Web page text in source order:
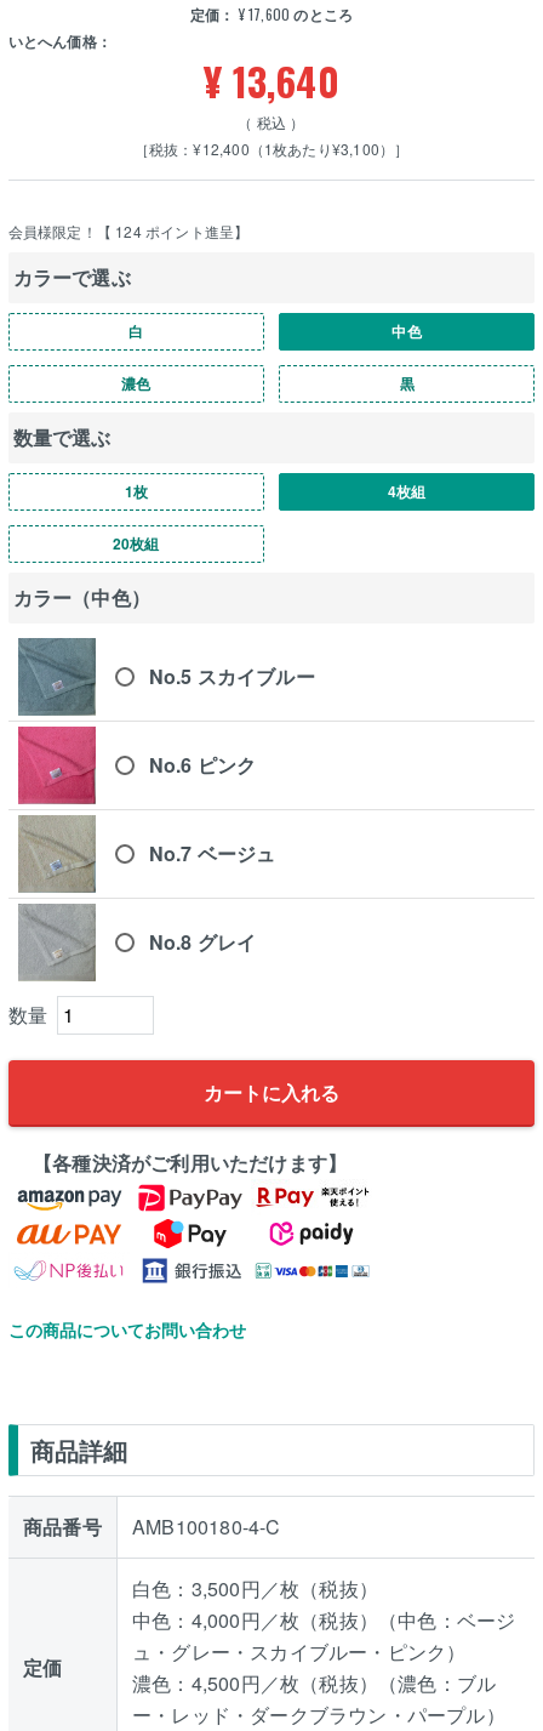
定価： ¥17,600 のところ
いとへん価格：
¥13,640
税込
［税抜：¥12,400（1枚あたり¥3,100）］
会員様限定！【 124ポイント進呈】
カラーで選ぶ
白 中色
濃色 黒
数量で選ぶ
1枚 4枚組
20枚組
カラー（中色）
No.5 スカイブルー
No.6 ピンク
No.7 ベージュ
No.8 グレイ
カートに入れる
【各種決済がご利用いただけます】
この商品についてお問い合わせ
商品詳細
商品番号 AMB100180-4-C
定価
白色：3,500円／枚（税抜）
中色：4,000円／枚（税抜）（中色：ベージ
ュ・グレー・スカイブルー・ピンク）
濃色：4,500円／枚（税抜）（濃色：ブル
ー・レッド・ダークブラウン・パープル）